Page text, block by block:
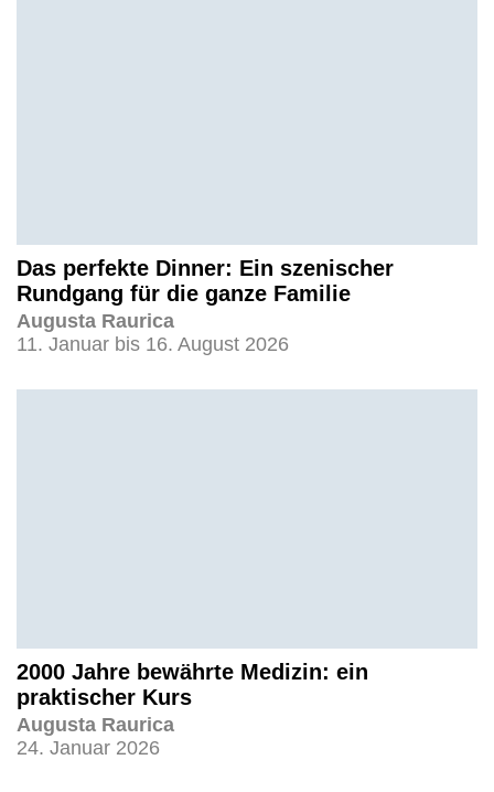
Das perfekte Dinner: Ein szenischer
Rundgang für die ganze Familie
Augusta Raurica
11. Januar bis 16. August 2026
2000 Jahre bewährte Medizin: ein
praktischer Kurs
Augusta Raurica
24. Januar 2026